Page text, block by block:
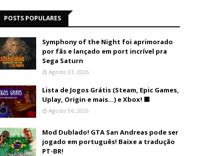
POSTS POPULARES
Symphony of the Night foi aprimorado
por fãs e lançado em port incrível pra
Sega Saturn
Agosto 01, 2026
Lista de Jogos Grátis (Steam, Epic Games,
Uplay, Origin e mais...) e Xbox! 🟩
Agosto 06, 2026
Mod Dublado! GTA San Andreas pode ser
jogado em português! Baixe a tradução
PT-BR!